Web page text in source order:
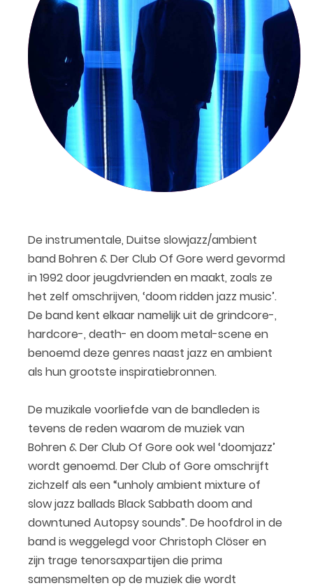
De instrumentale, Duitse slowjazz/ambient
band Bohren & Der Club Of Gore werd gevormd
in 1992 door jeugdvrienden en maakt, zoals ze
het zelf omschrijven, ‘doom ridden jazz music’.
De band kent elkaar namelijk uit de grindcore-,
hardcore-, death- en doom metal-scene en
benoemd deze genres naast jazz en ambient
als hun grootste inspiratiebronnen.
De muzikale voorliefde van de bandleden is
tevens de reden waarom de muziek van
Bohren & Der Club Of Gore ook wel ‘doomjazz’
wordt genoemd. Der Club of Gore omschrijft
zichzelf als een “unholy ambient mixture of
slow jazz ballads Black Sabbath doom and
downtuned Autopsy sounds”. De hoofdrol in de
band is weggelegd voor Christoph Clöser en
zijn trage tenorsaxpartijen die prima
samensmelten op de muziek die wordt